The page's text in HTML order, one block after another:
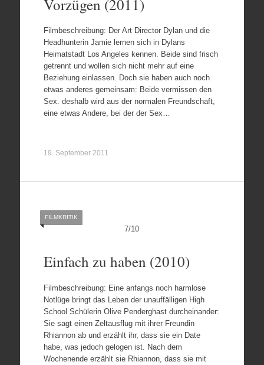
Vorzügen (2011)
Filmbeschreibung: Der Art Director Dylan und die
Headhunterin Jamie lernen sich in Dylans
Heimatstadt Los Angeles kennen. Beide sind frisch
getrennt und wollen sich nicht mehr auf eine
Beziehung einlassen. Doch sie haben auch noch
etwas anderes gemeinsam: Beide vermissen den
Sex. deshalb wird aus der normalen Freundschaft,
eine etwas Andere, bei der der Sex…
19. September 2011
7/10
FILMKRITIK
Einfach zu haben (2010)
Filmbeschreibung: Eine anfangs noch harmlose
Notlüge bringt das Leben der unauffälligen High
School Schülerin Olive Penderghast durcheinander:
Sie sagt einen Zeltausflug mit ihrer Freundin
Rhiannon ab und erzählt ihr, dass sie ein Date
habe, was jedoch gelogen ist. Nach dem
Wochenende erzählt sie Rhiannon, dass sie mit